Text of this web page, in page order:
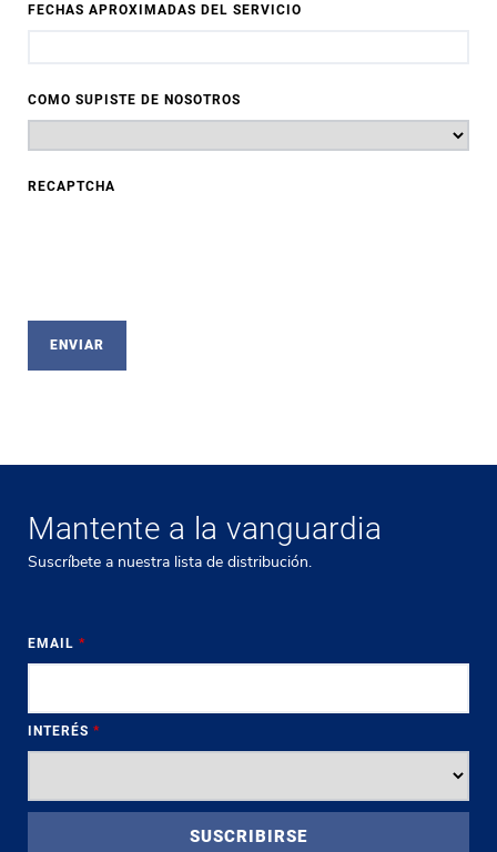
FECHAS APROXIMADAS DEL SERVICIO
COMO SUPISTE DE NOSOTROS
RECAPTCHA
Mantente a la vanguardia
Suscríbete a nuestra lista de distribución.
EMAIL *
INTERÉS *